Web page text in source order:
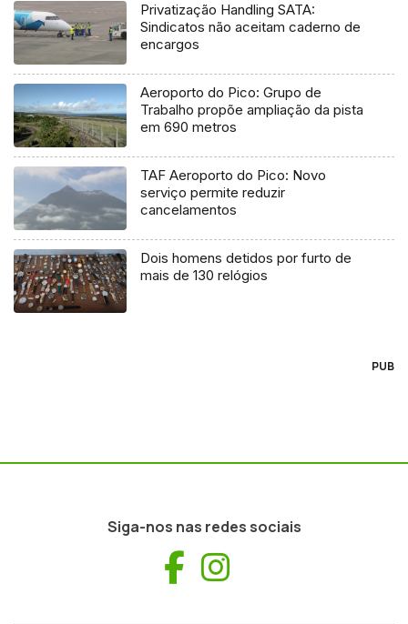
Privatização Handling SATA:
Sindicatos não aceitam caderno de
encargos
Aeroporto do Pico: Grupo de
Trabalho propõe ampliação da pista
em 690 metros
TAF Aeroporto do Pico: Novo
serviço permite reduzir
cancelamentos
Dois homens detidos por furto de
mais de 130 relógios
PUB
Siga-nos nas redes sociais
Facebook